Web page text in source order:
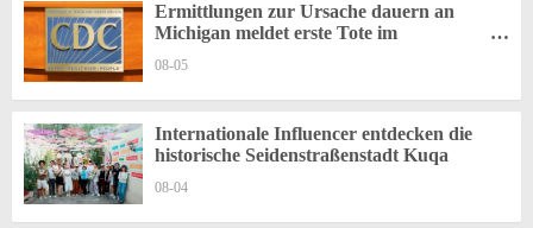
Ermittlungen zur Ursache dauern an
Michigan meldet erste Tote im
08-05
Internationale Influencer entdecken die
historische Seidenstraßenstadt Kuqa
08-04